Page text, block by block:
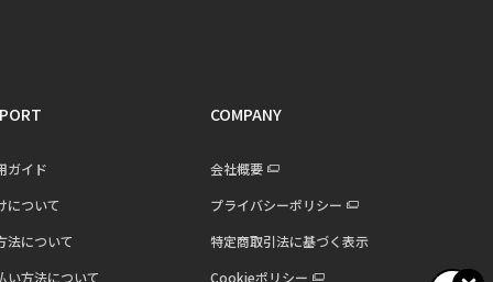
ガイド
について
法について
い方法について
COMPANY
会社概要
プライバシーポリシー
特定商取引法に基づく表示
Cookieポリシー